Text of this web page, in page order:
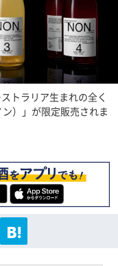
トラリア生まれの全く
）」が限定販売されま